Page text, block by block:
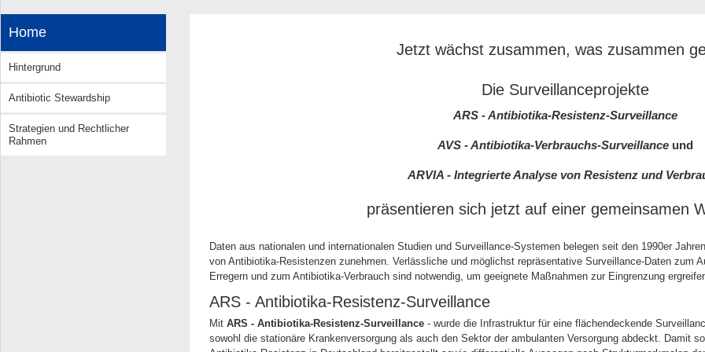
Home
Hintergrund
Antibiotic Stewardship
Strategien und Rechtlicher
Rahmen
Jetzt wächst zusammen, was zusammen
Die Surveillanceprojekte
ARS - Antibiotika-Resistenz-Surveillance
AVS - Antibiotika-Verbrauchs-Surveillanceund
ARVIA - Integrierte Analyse von Resistenz und
präsentieren sich jetzt auf einer gemeinsamen
Daten aus nationalen und internationalen Studien und Surveillance-Systemen belegen seit den 1990er
von Antibiotika-Resistenzen zunehmen. Verlässliche und möglichst repräsentative Surveillance-Daten zum
Erregern und zum Antibiotika-Verbrauch sind notwendig, um geeignete Maßnahmen zur Eingrenzung
ARS - Antibiotika-Resistenz-Surveillance
Mit ARS - Antibiotika-Resistenz-Surveillance - wurde die Infrastruktur für eine flächendeckende
sowohl die stationäre Krankenversorgung als auch den Sektor der ambulanten Versorgung abdeckt. Damit